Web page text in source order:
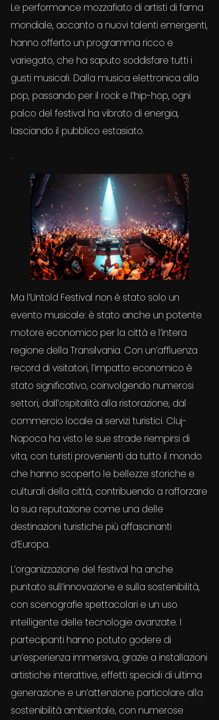
Le performance mozzafiato di artisti di fama
mondiale, accanto a nuovi talenti emergenti,
hanno offerto un programma ricco e
variegato, che ha saputo soddisfare tutti i
gusti musicali. Dalla musica elettronica alla
pop, passando per il rock e l’hip-hop, ogni
palco del festival ha vibrato di energia,
lasciando il pubblico estasiato.
.
Ma l’Untold Festival non è stato solo un
evento musicale: è stato anche un potente
motore economico per la città e l’intera
regione della Transilvania. Con un’affluenza
record di visitatori, l’impatto economico è
stato significativo, coinvolgendo numerosi
settori, dall’ospitalità alla ristorazione, dal
commercio locale ai servizi turistici. Cluj-
Napoca ha visto le sue strade riempirsi di
vita, con turisti provenienti da tutto il mondo
che hanno scoperto le bellezze storiche e
culturali della città, contribuendo a rafforzare
la sua reputazione come una delle
destinazioni turistiche più affascinanti
d’Europa.
L’organizzazione del festival ha anche
puntato sull’innovazione e sulla sostenibilità,
con scenografie spettacolari e un uso
intelligente delle tecnologie avanzate. I
partecipanti hanno potuto godere di
un’esperienza immersiva, grazie a installazioni
artistiche interattive, effetti speciali di ultima
generazione e un’attenzione particolare alla
sostenibilità ambientale, con numerose